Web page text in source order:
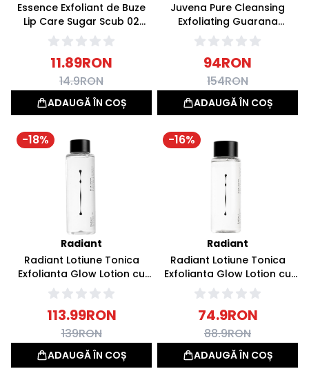
Essence Exfoliant de Buze
Lip Care Sugar Scub 02
Matcha Latte 9g
11.89RON
14.9RON
ADAUGĂ ÎN COȘ
Juvena Pure Cleansing
Exfoliating Guarana
Mousse Spuma Curatare cu
BHA 125ml
94RON
154RON
ADAUGĂ ÎN COȘ
-18%
Radiant
Radiant Lotiune Tonica
Exfolianta Glow Lotion cu
PHA 200ml
113.99RON
139RON
ADAUGĂ ÎN COȘ
-16%
Radiant
Radiant Lotiune Tonica
Exfolianta Glow Lotion cu
PHA 100ml
74.9RON
88.9RON
ADAUGĂ ÎN COȘ